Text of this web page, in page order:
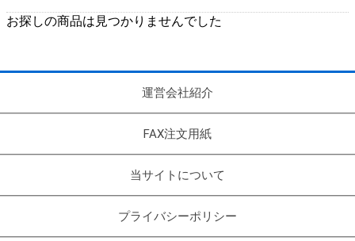
お探しの商品は見つかりませんでした
運営会社紹介
FAX注文用紙
当サイトについて
プライバシーポリシー